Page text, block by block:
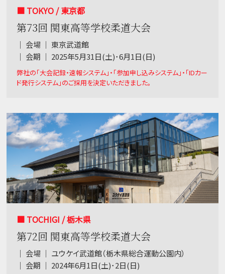
■ TOKYO / 東京都
第73回 関東高等学校柔道大会
｜ 会場 ｜ 東京武道館
｜ 会期 ｜ 2025年5月31日(土)･6月1日(日)
弊社の「大会記録・速報システム」・「参加申し込みシステム」・「IDカー
ド発行システム」のご採用を決定いただきました。
■ TOCHIGI / 栃木県
第72回 関東高等学校柔道大会
｜ 会場 ｜ ユウケイ武道館（栃木県総合運動公園内）
｜ 会期 ｜ 2024年6月1日(土)･2日(日)